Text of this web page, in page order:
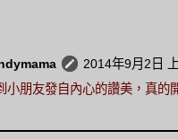
2014年9月2日
小朋友發自內心的讚美，真的